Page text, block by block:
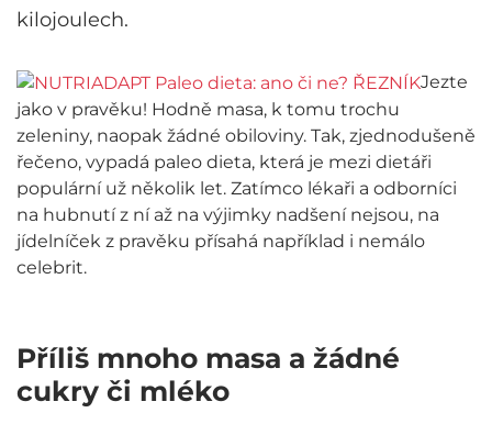
kilojoulech.
Jezte
jako v pravěku! Hodně masa, k tomu trochu
zeleniny, naopak žádné obiloviny. Tak, zjednodušeně
řečeno, vypadá paleo dieta, která je mezi dietáři
populární už několik let. Zatímco lékaři a odborníci
na hubnutí z ní až na výjimky nadšení nejsou, na
jídelníček z pravěku přísahá například i nemálo
celebrit.
Příliš mnoho masa a žádné
cukry či mléko